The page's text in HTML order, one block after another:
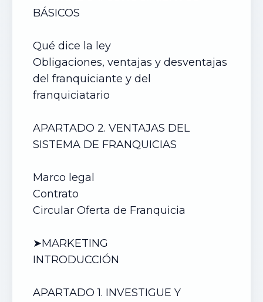
BÁSICOS
Qué dice la ley
Obligaciones, ventajas y desventajas
del franquiciante y del
franquiciatario
APARTADO 2. VENTAJAS DEL
SISTEMA DE FRANQUICIAS
Marco legal
Contrato
Circular Oferta de Franquicia
➤MARKETING
INTRODUCCIÓN
APARTADO 1. INVESTIGUE Y